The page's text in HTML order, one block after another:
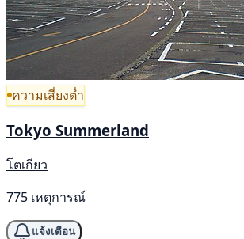
ความเสี่ยงต่ำ
Tokyo Summerland
โตเกียว
775 เหตุการณ์
แจ้งเตือน